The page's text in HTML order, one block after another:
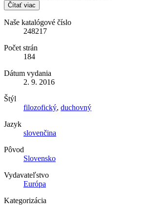
Čítať viac
Naše katalógové číslo
248217
Počet strán
184
Dátum vydania
2. 9. 2016
Štýl
filozofický, duchovný
Jazyk
slovenčina
Pôvod
Slovensko
Vydavateľstvo
Európa
Kategorizácia